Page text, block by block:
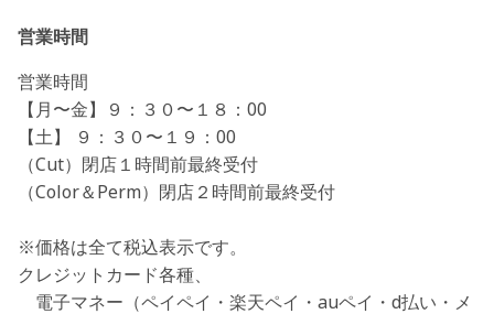
営業時間
営業時間
【月〜金】９：３０〜１８：00
【土】 ９：３０〜１９：00
（Cut）閉店１時間前最終受付
（Color＆Perm）閉店２時間前最終受付
※価格は全て税込表示です。
クレジットカード各種、
電子マネー（ペイペイ・楽天ペイ・auペイ・d払い・メ